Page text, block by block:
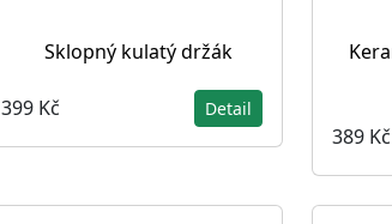
Sklopný kulatý držák
399 Kč Detail
389 Kč